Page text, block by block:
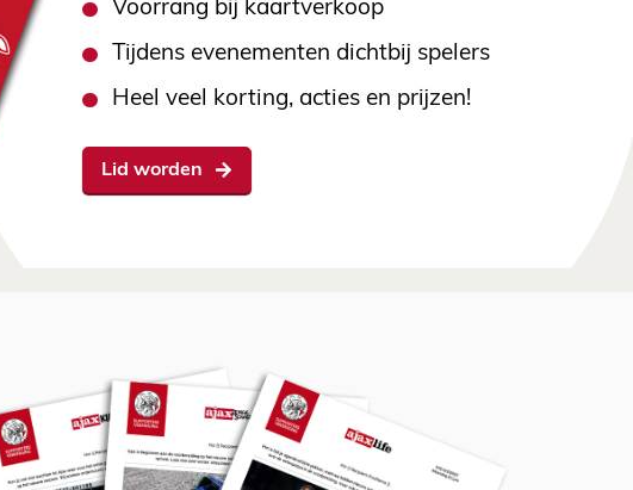
Voorrang bij kaartverkoop
Tijdens evenementen dichtbij spelers
Heel veel korting, acties en prijzen!
Lid worden